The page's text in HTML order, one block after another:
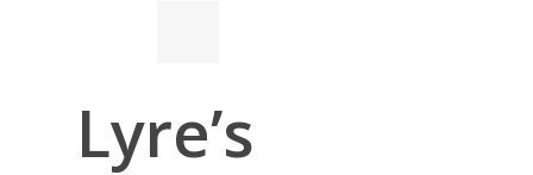
Lyre’s